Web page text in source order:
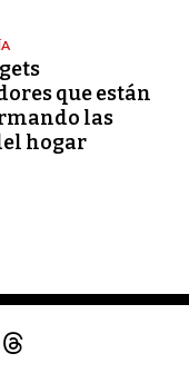
que están
las
hogar